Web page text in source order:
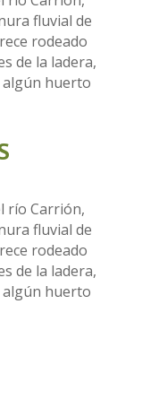
fluvial de
rodeado
de la ladera,
algún huerto
río Carrión,
fluvial de
rodeado
de la ladera,
algún huerto